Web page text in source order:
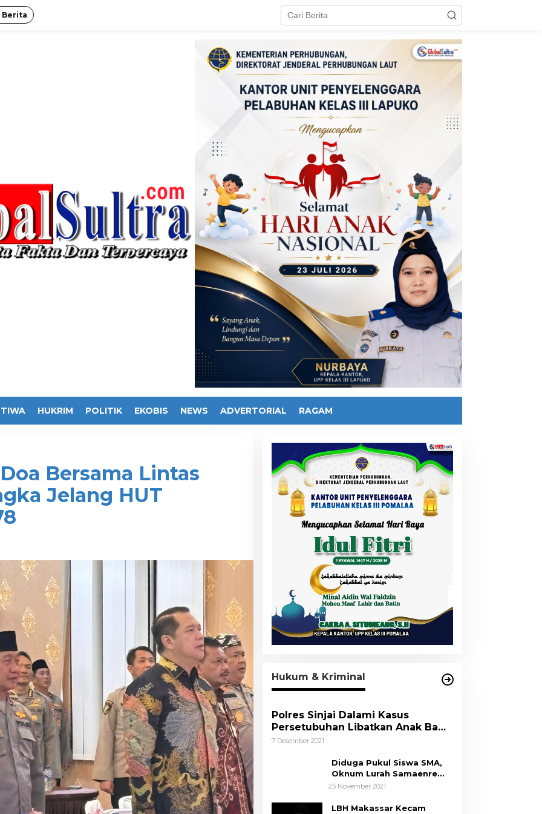
Berita
HUKRIM POLITIK EKOBIS NEWS ADVERTORIAL RAGAM
Bersama Lintas
Jelang HUT
Hukum & Kriminal
Polres Sinjai Dalami Kasus
Persetubuhan Libatkan Anak Bawa
Umur
7 Desember 2021
Diduga Pukul Siswa SMA,
Oknum Lurah Samaenre
Sinjai Dilaporkan ke Polisi
25 November 2021
LBH Makassar Kecam